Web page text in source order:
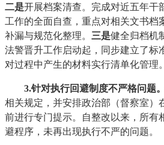
二是开展档案清查。完成对近五年干
工作的全面自查，重点对相关文书档
补漏与规范化整理。 三是健全归档机
法警晋升工作启动起，同步建立了标
对过程中产生的材料实行清单化管理。
3.针对执行回避制度不严格问题
相关规定，并安排政治部（督察室）
前进行专门提示。自整改以来，所有
避程序，未再出现执行不严的问题。